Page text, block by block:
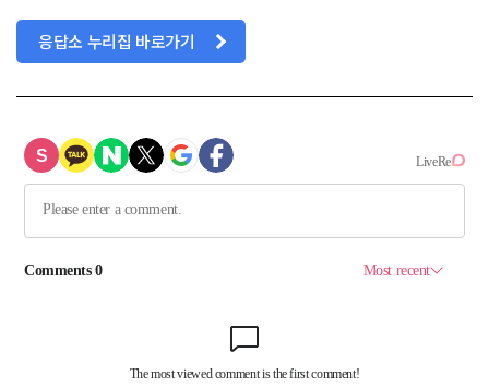
응답소 누리집 바로가기